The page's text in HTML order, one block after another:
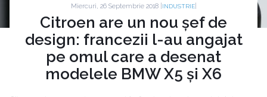
Miercuri, 26 Septembrie 2018 | INDUSTRIE|
Citroen are un nou șef de
design: francezii l-au angajat
pe omul care a desenat
modelele BMW X5 și X6